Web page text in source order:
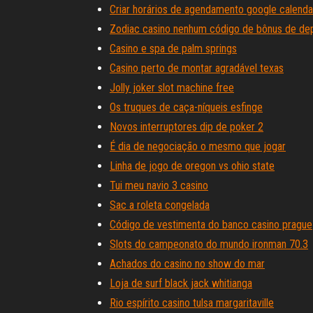
Criar horários de agendamento google
Zodiac casino nenhum código de bônus de
Casino e spa de palm springs
Casino perto de montar agradável texas
Jolly joker slot machine free
Os truques de caça-níqueis esfinge
Novos interruptores dip de poker 2
É dia de negociação o mesmo que jogar
Linha de jogo de oregon vs ohio state
Tui meu navio 3 casino
Sac a roleta congelada
Código de vestimenta do banco casino prague
Slots do campeonato do mundo ironman 70.3
Achados do casino no show do mar
Loja de surf black jack whitianga
Rio espírito casino tulsa margaritaville